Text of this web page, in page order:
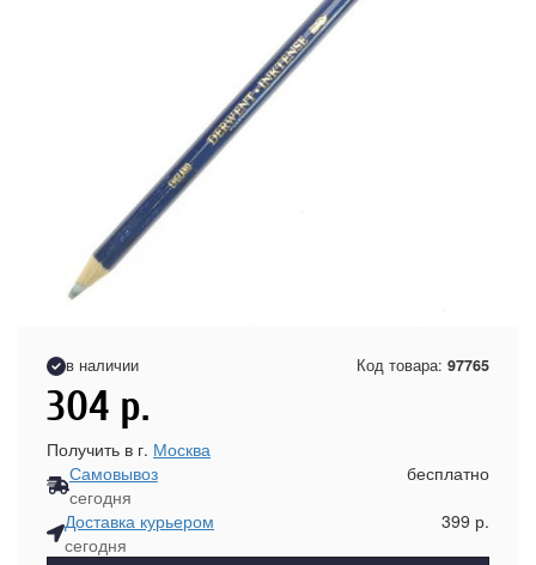
в наличии Код товара: 97765
304 р.
Получить в г. Москва
Самовывоз
сегодня
бесплатно
Доставка курьером
сегодня
399 р.